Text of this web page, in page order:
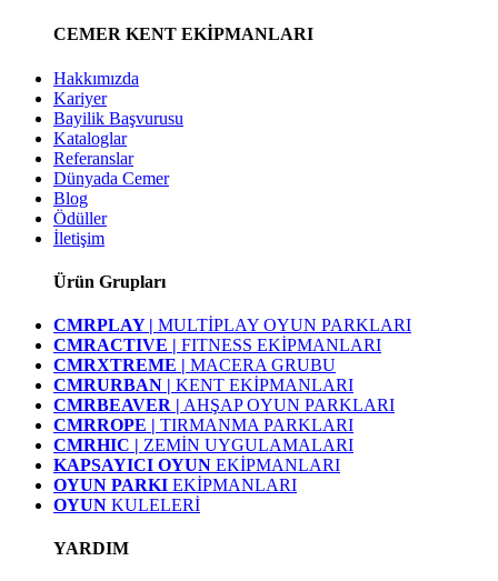
CEMER KENT EKİPMANLARI
Hakkımızda
Kariyer
Bayilik Başvurusu
Kataloglar
Referanslar
Dünyada Cemer
Blog
Ödüller
İletişim
Ürün Grupları
CMRPLAY | MULTİPLAY OYUN PARKLARI
CMRACTIVE | FITNESS EKİPMANLARI
CMRXTREME | MACERA GRUBU
CMRURBAN | KENT EKİPMANLARI
CMRBEAVER | AHŞAP OYUN PARKLARI
CMRROPE | TIRMANMA PARKLARI
CMRHIC | ZEMİN UYGULAMALARI
KAPSAYICI OYUN EKİPMANLARI
OYUN PARKI EKİPMANLARI
OYUN KULELERİ
YARDIM